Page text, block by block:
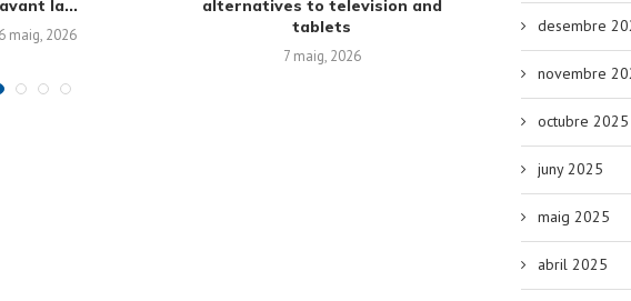
març, 2026
Family Time Management:
Creating Routines...
19 febrer, 2026
desembre
novembre
octubre 2025
juny 2025
maig 2025
abril 2025